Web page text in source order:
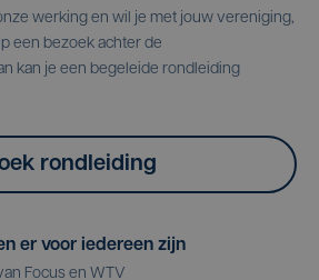
werking en wil je met jouw vereniging,
een bezoek achter de
kan je een begeleide rondleiding
rondleiding
er voor iedereen zijn
Focus en WTV